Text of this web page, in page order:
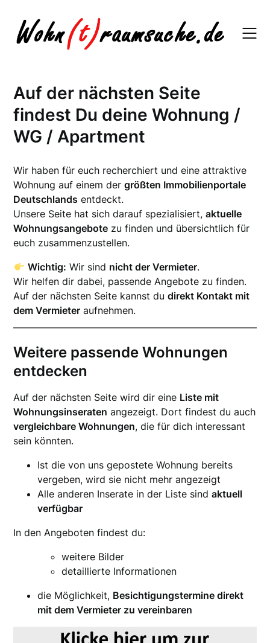
content
Auf der nächsten Seite
findest Du deine Wohnung /
WG / Apartment
Wir haben für euch recherchiert und eine attraktive
Wohnung auf einem dergrößten Immobilienportale
Deutschlands entdeckt.
Unsere Seite hat sich darauf spezialisiert,aktuelle
Wohnungsangebote zu finden und übersichtlich für
euch zusammenzustellen.
Wichtig: Wir sind nicht der Vermieter.
Wir helfen dir dabei, passende Angebote zu finden.
Auf der nächsten Seite kannst dudirekt Kontakt mit
dem Vermieter aufnehmen.
Weitere passende Wohnungen
entdecken
Auf der nächsten Seite wird dir eine Liste mit
Wohnungsinseraten angezeigt. Dort findest du auch
vergleichbare Wohnungen, die für dich interessant
sein könnten.
Ist die von uns gepostete Wohnung bereits
vergeben, wird sie nicht mehr angezeigt
Alle anderen Inserate in der Liste sindaktuell
verfügbar
In den Angeboten findest du:
weitere Bilder
detaillierte Informationen
die Möglichkeit, Besichtigungstermine direkt
mit dem Vermieter zu vereinbaren